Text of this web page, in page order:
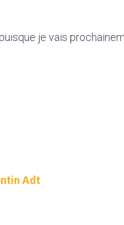
je vais
Adt